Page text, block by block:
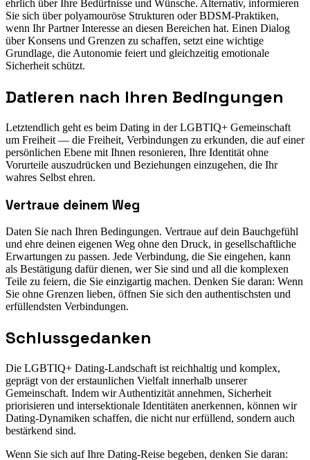
ehrlich über Ihre Bedürfnisse und Wünsche. Alternativ, informieren
Sie sich über polyamouröse Strukturen oder BDSM-Praktiken,
wenn Ihr Partner Interesse an diesen Bereichen hat. Einen Dialog
über Konsens und Grenzen zu schaffen, setzt eine wichtige
Grundlage, die Autonomie feiert und gleichzeitig emotionale
Sicherheit schützt.
Datieren nach Ihren Bedingungen
Letztendlich geht es beim Dating in der LGBTIQ+ Gemeinschaft
um Freiheit — die Freiheit, Verbindungen zu erkunden, die auf einer
persönlichen Ebene mit Ihnen resonieren, Ihre Identität ohne
Vorurteile auszudrücken und Beziehungen einzugehen, die Ihr
wahres Selbst ehren.
Vertraue deinem Weg
Daten Sie nach Ihren Bedingungen. Vertraue auf dein Bauchgefühl
und ehre deinen eigenen Weg ohne den Druck, in gesellschaftliche
Erwartungen zu passen. Jede Verbindung, die Sie eingehen, kann
als Bestätigung dafür dienen, wer Sie sind und all die komplexen
Teile zu feiern, die Sie einzigartig machen. Denken Sie daran: Wenn
Sie ohne Grenzen lieben, öffnen Sie sich den authentischsten und
erfüllendsten Verbindungen.
Schlussgedanken
Die LGBTIQ+ Dating-Landschaft ist reichhaltig und komplex,
geprägt von der erstaunlichen Vielfalt innerhalb unserer
Gemeinschaft. Indem wir Authentizität annehmen, Sicherheit
priorisieren und intersektionale Identitäten anerkennen, können wir
Dating-Dynamiken schaffen, die nicht nur erfüllend, sondern auch
bestärkend sind.
Wenn Sie sich auf Ihre Dating-Reise begeben, denken Sie daran: